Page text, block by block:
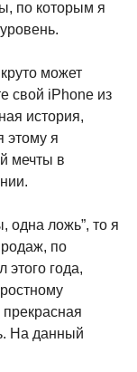
по которым я
может
свой iPhone из
история,
этому я
мечты в
одна ложь”, то я
по
этого года,
На данный